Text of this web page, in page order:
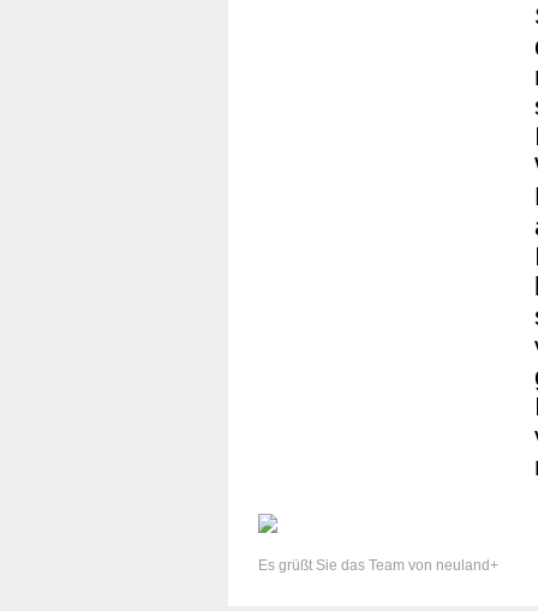
Es grüßt Sie das Team von neuland+